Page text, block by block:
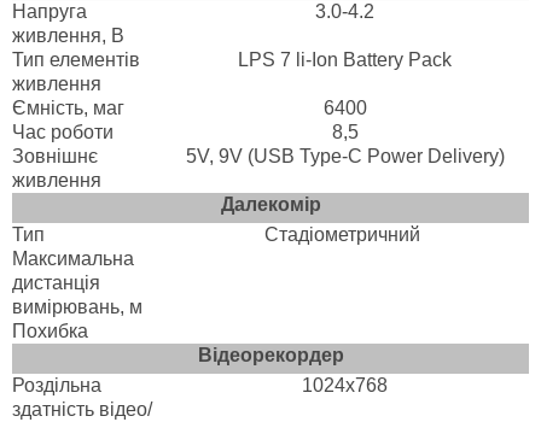
Напруга
живлення, B
3.0-4.2
Тип елементів
живлення
LPS 7 li-Ion Battery Pack
Ємність, маг
6400
Час роботи
8,5
Зовнішнє
живлення
5V, 9V (USB Type-C Power Delivery)
Далекомір
Тип
Стадіометричний
Максимальна
дистанція
вимірювань, м
Похибка
Відеорекордер
Роздільна
здатність відео/
1024x768